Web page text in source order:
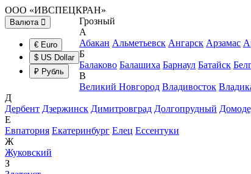
ООО «ИВСПЕЦКРАН»
Валюта
€ Euro
$ US Dollar
₽ Рубль
Грозный
А
Абакан Альметьевск Ангарск Арзамас
Б
Балаково Балашиха Барнаул Батайск
В
Великий Новгород Владивосток
Д
Дербент Дзержинск Димитровград Долгопрудный
Е
Евпатория Екатеринбург Елец Ессентуки
Ж
Жуковский
З